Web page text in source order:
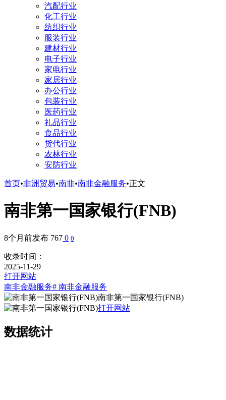
汽配行业
化工行业
纺织行业
服装行业
建材行业
电子行业
家电行业
家居行业
办公行业
包装行业
医药行业
礼品行业
食品行业
货代行业
农林行业
安防行业
首页•非洲贸易•南非•南非金融服务•正文
南非第一国家银行(FNB)
8个月前发布 767 0 0
收录时间：
2025-11-29
打开网站
南非金融服务# 南非金融服务
南非第一国家银行(FNB)
打开网站
数据统计